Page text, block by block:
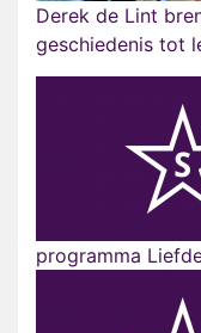
Derek de Lint
geschiedenis tot
programma